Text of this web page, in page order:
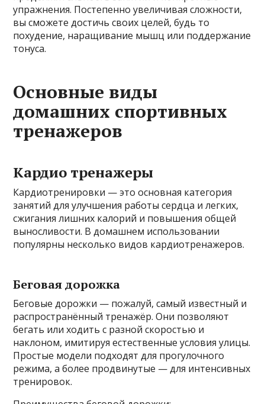
упражнения. Постепенно увеличивая сложности,
вы сможете достичь своих целей, будь то
похудение, наращивание мышц или поддержание
тонуса.
Основные виды
домашних спортивных
тренажеров
Кардио тренажеры
Кардиотренировки — это основная категория
занятий для улучшения работы сердца и легких,
сжигания лишних калорий и повышения общей
выносливости. В домашнем использовании
популярны несколько видов кардиотренажеров.
Беговая дорожка
Беговые дорожки — пожалуй, самый известный и
распространённый тренажёр. Они позволяют
бегать или ходить с разной скоростью и
наклоном, имитируя естественные условия улицы.
Простые модели подходят для прогулочного
режима, а более продвинутые — для интенсивных
тренировок.